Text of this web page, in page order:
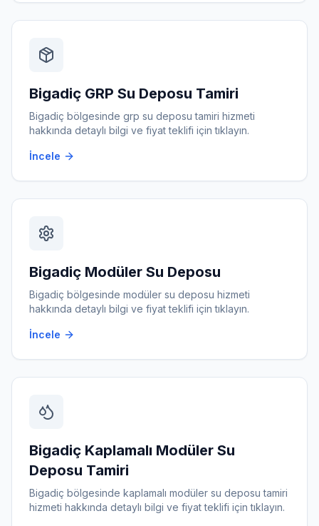
Bigadiç GRP Su Deposu Tamiri
Bigadiç bölgesinde grp su deposu tamiri hizmeti
hakkında detaylı bilgi ve fiyat teklifi için tıklayın.
İncele
Bigadiç Modüler Su Deposu
Bigadiç bölgesinde modüler su deposu hizmeti
hakkında detaylı bilgi ve fiyat teklifi için tıklayın.
İncele
Bigadiç Kaplamalı Modüler Su
Deposu Tamiri
Bigadiç bölgesinde kaplamalı modüler su deposu tamiri
hizmeti hakkında detaylı bilgi ve fiyat teklifi için tıklayın.